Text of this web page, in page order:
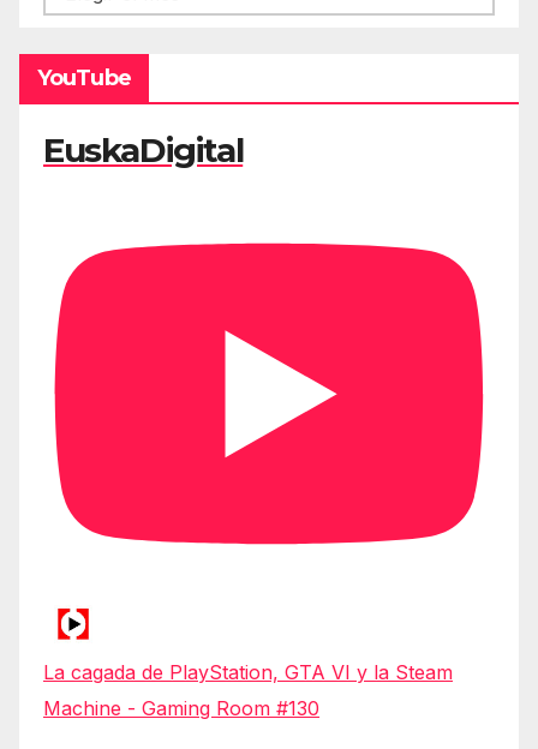
YouTube
EuskaDigital
La cagada de PlayStation, GTA VI y la Steam
Machine - Gaming Room #130